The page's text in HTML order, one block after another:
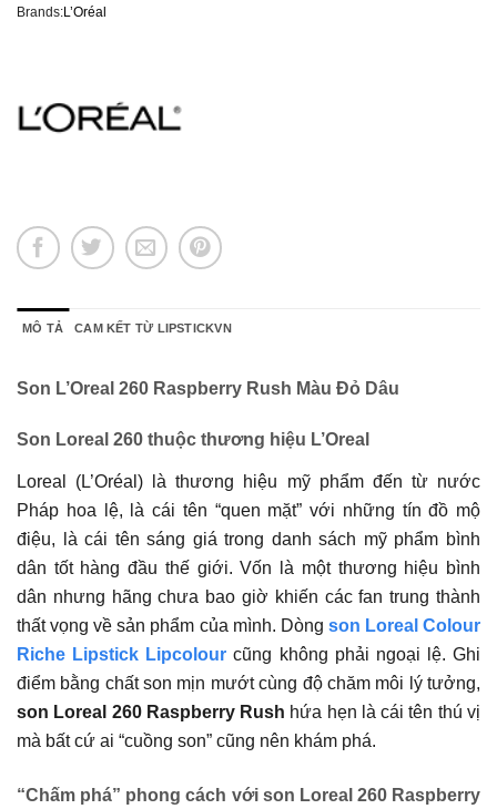
Brands:L’Oréal
MÔ TẢ CAM KẾT TỪ LIPSTICKVN
Son L’Oreal 260 Raspberry Rush Màu Đỏ Dâu
Son Loreal 260 thuộc thương hiệu L’Oreal
Loreal (L’Oréal) là thương hiệu mỹ phẩm đến từ nước
Pháp hoa lệ, là cái tên “quen mặt” với những tín đồ mộ
điệu, là cái tên sáng giá trong danh sách mỹ phẩm bình
dân tốt hàng đầu thế giới. Vốn là một thương hiệu bình
dân nhưng hãng chưa bao giờ khiến các fan trung thành
thất vọng về sản phẩm của mình. Dòng son Loreal Colour
Riche Lipstick Lipcolour cũng không phải ngoại lệ. Ghi
điểm bằng chất son mịn mướt cùng độ chăm môi lý tưởng,
son Loreal 260 Raspberry Rush hứa hẹn là cái tên thú vị
mà bất cứ ai “cuồng son” cũng nên khám phá.
“Chấm phá” phong cách với son Loreal 260 Raspberry